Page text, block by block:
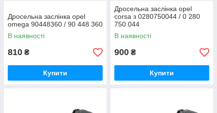
Дросельна заслінка opel
omega 90448360 / 90 448 360
В наявності
810 ₴
Купити
Дросельна заслінка opel
corsa з 0280750044 / 0 280
750 044
В наявності
900 ₴
Купити